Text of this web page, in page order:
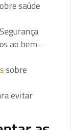
saúde
ao bem-
sobre
evitar